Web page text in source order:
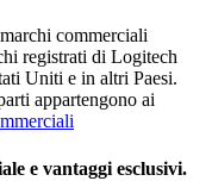
commerciali
registrati di Logitech
Uniti e in altri Paesi.
appartengono ai
e vantaggi esclusivi.